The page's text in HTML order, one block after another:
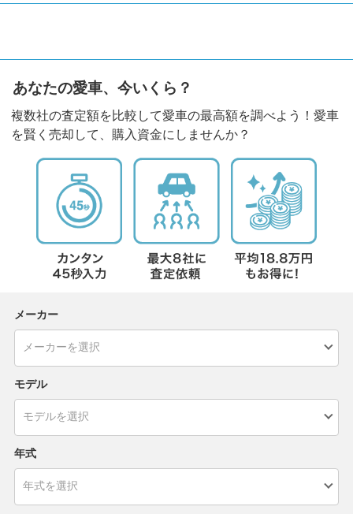
あなたの愛車、今いくら？
複数社の査定額を比較して愛車の最高額を調べよう！愛車
を賢く売却して、購入資金にしませんか？
メーカー
モデル
年式